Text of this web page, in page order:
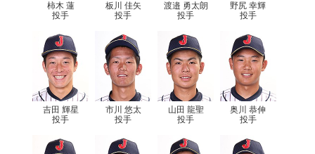
柿木 蓮
投手
板川 佳矢
投手
渡邉 勇太朗
投手
野尻 幸輝
投手
吉田 輝星
投手
市川 悠太
投手
山田 龍聖
投手
奥川 恭伸
投手